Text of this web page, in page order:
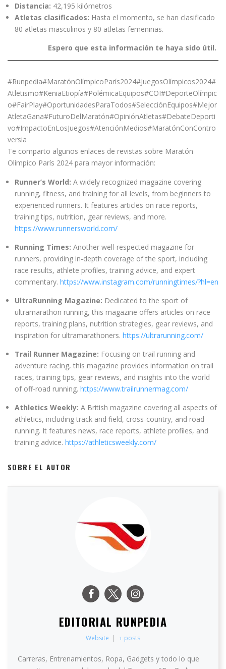
Distancia: 42,195 kilómetros
Atletas clasificados: Hasta el momento, se han clasificado
80 atletas masculinos y 80 atletas femeninas.
Espero que esta información te haya sido útil.
#Runpedia#MaratónOlímpicoParís2024#JuegosOlímpicos2024#
Atletismo#KeniaEtiopía#PolémicaEquipos#COI#DeporteOlímpic
o#FairPlay#OportunidadesParaTodos#SelecciónEquipos#Mejor
AtletaGana#FuturoDelMaratón#OpiniónAtletas#DebateDeporti
vo#ImpactoEnLosJuegos#AtenciónMedios#MaratónConContro
versia
Te comparto algunos enlaces de revistas sobre Maratón
Olímpico París 2024 para mayor información:
Runner’s World: A widely recognized magazine covering
running, fitness, and training for all levels, from beginners to
experienced runners. It features articles on race reports,
training tips, nutrition, gear reviews, and more.
https://www.runnersworld.com/
Running Times: Another well-respected magazine for
runners, providing in-depth coverage of the sport, including
race results, athlete profiles, training advice, and expert
commentary. https://www.instagram.com/runningtimes/?hl=en
UltraRunning Magazine: Dedicated to the sport of
ultramarathon running, this magazine offers articles on race
reports, training plans, nutrition strategies, gear reviews, and
inspiration for ultramarathoners. https://ultrarunning.com/
Trail Runner Magazine: Focusing on trail running and
adventure racing, this magazine provides information on trail
races, training tips, gear reviews, and insights into the world
of off-road running. https://www.trailrunnermag.com/
Athletics Weekly: A British magazine covering all aspects of
athletics, including track and field, cross-country, and road
running. It features news, race reports, athlete profiles, and
training advice. https://athleticsweekly.com/
SOBRE EL AUTOR
EDITORIAL RUNPEDIA
Website | + posts
Carreras, Entrenamientos, Ropa, Gadgets y todo lo que